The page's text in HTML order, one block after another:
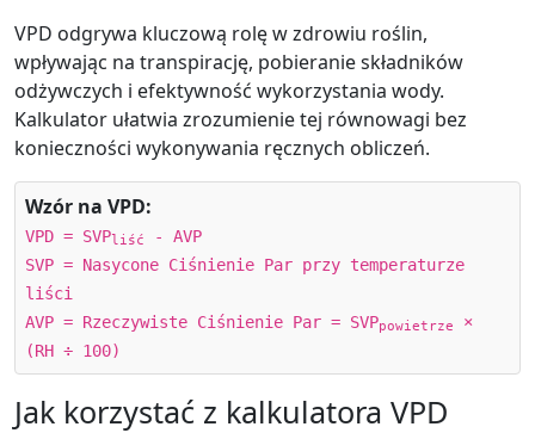
VPD odgrywa kluczową rolę w zdrowiu roślin,
wpływając na transpirację, pobieranie składników
odżywczych i efektywność wykorzystania wody.
Kalkulator ułatwia zrozumienie tej równowagi bez
konieczności wykonywania ręcznych obliczeń.
Wzór na VPD:
VPD = SVPliść
- AVP
SVP = Nasycone Ciśnienie Par przy temperaturze
liści
AVP = Rzeczywiste Ciśnienie Par = SVPpowietrze
×
(RH ÷ 100)
Jak korzystać z kalkulatora VPD